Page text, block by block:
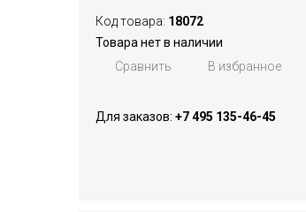
Код товара: 18072
Товара нет в наличии
Сравнить
В избранное
Для заказов: +7 495 135-46-45